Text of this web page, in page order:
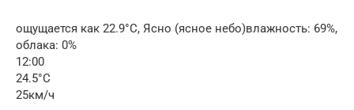
ощущается как 22.9°C, Ясно (ясное небо)влажность: 69%,
облака: 0%
12:00
24.5°C
25км/ч